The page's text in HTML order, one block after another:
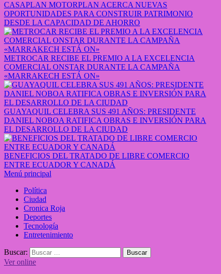
CASAPLAN MOTORPLAN ACERCA NUEVAS
OPORTUNIDADES PARA CONSTRUIR PATRIMONIO
DESDE LA CAPACIDAD DE AHORRO
METROCAR RECIBE EL PREMIO A LA EXCELENCIA
COMERCIAL ONSTAR DURANTE LA CAMPAÑA
«MARRAKECH ESTÁ ON»
GUAYAQUIL CELEBRA SUS 491 AÑOS: PRESIDENTE
DANIEL NOBOA RATIFICA OBRAS E INVERSIÓN PARA
EL DESARROLLO DE LA CIUDAD
BENEFICIOS DEL TRATADO DE LIBRE COMERCIO
ENTRE ECUADOR Y CANADÁ
Menú principal
Política
Ciudad
Cronica Roja
Deportes
Tecnología
Entretenimiento
Buscar:
Ver online